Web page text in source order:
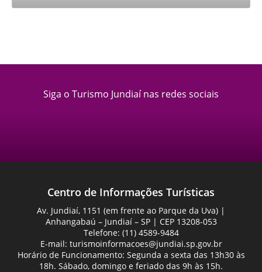
Siga o Turismo Jundiaí nas redes sociais
Centro de Informações Turísticas
Av. Jundiaí, 1151 (em frente ao Parque da Uva) |
Anhangabaú – Jundiaí – SP | CEP 13208-053
Telefone: (11) 4589-9484
E-mail: turismoinformacoes@jundiai.sp.gov.br
Horário de Funcionamento: Segunda a sexta das 13h30 às
18h. Sábado, domingo e feriado das 9h às 15h.